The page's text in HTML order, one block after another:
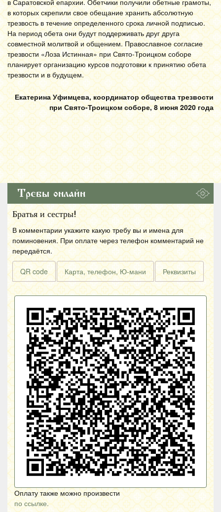
в Саратовской епархии. Обетчики получили обетные грамоты,
в которых скрепили свое обещание хранить абсолютную
трезвость в течение определенного срока личной подписью.
На период обета они будут поддерживать друг друга
совместной молитвой и общением. Православное согласие
трезвости «Лоза Истинная» при Свято-Троицком соборе
планирует организацию курсов подготовки к принятию обета
трезвости и в будущем.
Екатерина Уфимцева, координатор общества трезвости
при Свято-Троицком соборе, 8 июня 2020 года
Требы онлайн
Братья и сестры!
В комментарии укажите какую требу вы и имена для
поминовения. При оплате через телефон комментарий не
передаётся.
QR code Карта, телефон, Ю-мани Реквизиты
Оплату также можно произвести
по ссылке.